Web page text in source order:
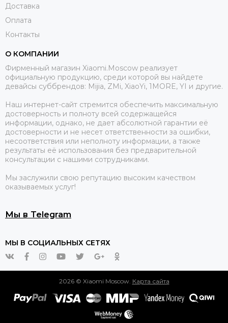
Доставка
Оплата
Контакты
О КОМПАНИИ
Фирменный магазин Xiaomi.Moscow реализует
официальную продукцию, среди которой вы найдете
девайсы суббрендов: Mijia, ZMi, XiaoYi, 1MORE, YI и другие.
Наш интернет-сайт стремится обеспечить максимальную
достоверность и полноту всей содержащейся
информации, однако, не дает абсолютной гарантии её
достоверности и не несет ответственности за ошибки,
несоответствия или неполноту информации, а также
результаты её использования без предварительной
консультации с нашими сотрудниками.
Мы заслужили свою репутацию высоким качеством
оказываемых услуг!
Мы в Telegram
МЫ В СОЦИАЛЬНЫХ СЕТЯХ
2026 © Xiaomi Moscow. Карта сайта